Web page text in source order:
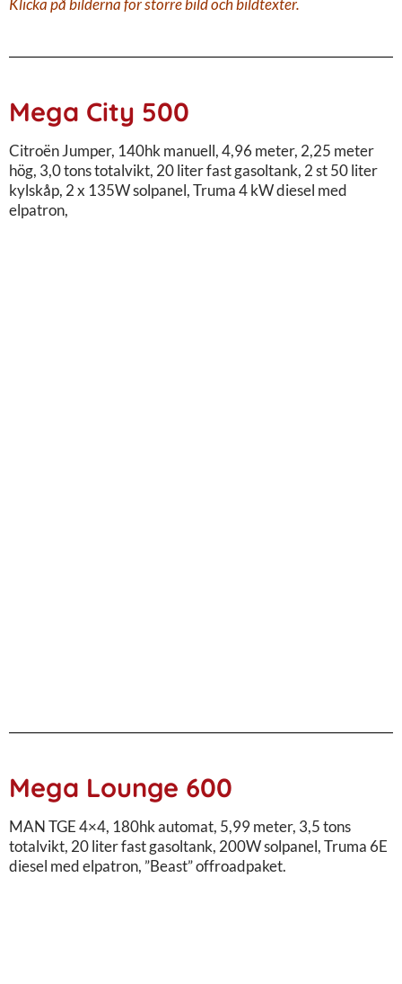
Mega City 500
Citroën Jumper, 140hk manuell, 4,96 meter, 2,25 meter
hög, 3,0 tons totalvikt, 20 liter fast gasoltank, 2 st 50 liter
kylskåp, 2 x 135W solpanel, Truma 4 kW diesel med
elpatron,
Mega Lounge 600
MAN TGE 4×4, 180hk automat, 5,99 meter, 3,5 tons
totalvikt, 20 liter fast gasoltank, 200W solpanel, Truma 6E
diesel med elpatron, ”Beast” offroadpaket.